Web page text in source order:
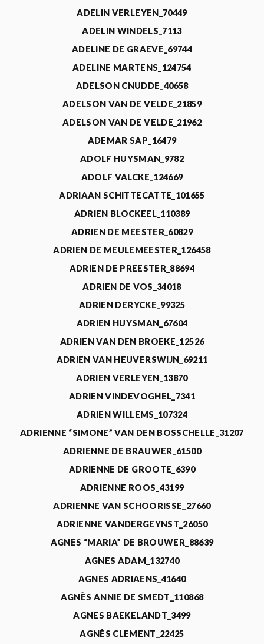
ADELIN VERLEYEN_70449
ADELIN WINDELS_7113
ADELINE DE GRAEVE_69744
ADELINE MARTENS_124754
ADELSON CNUDDE_40658
ADELSON VAN DE VELDE_21859
ADELSON VAN DE VELDE_21962
ADEMAR SAP_16479
ADOLF HUYSMAN_9782
ADOLF VALCKE_124669
ADRIAAN SCHITTECATTE_101655
ADRIEN BLOCKEEL_110389
ADRIEN DE MEESTER_60829
ADRIEN DE MEULEMEESTER_126458
ADRIEN DE PREESTER_88694
ADRIEN DE VOS_34018
ADRIEN DERYCKE_99325
ADRIEN HUYSMAN_67604
ADRIEN VAN DEN BROEKE_12526
ADRIEN VAN HEUVERSWIJN_69211
ADRIEN VERLEYEN_13870
ADRIEN VINDEVOGHEL_7341
ADRIEN WILLEMS_107324
ADRIENNE “SIMONE” VAN DEN BOSSCHELLE_31207
ADRIENNE DE BRAUWER_61500
ADRIENNE DE GROOTE_6390
ADRIENNE ROOS_43199
ADRIENNE VAN SCHOORISSE_27660
ADRIENNE VANDERGEYNST_26050
AGNES “MARIA” DE BROUWER_88639
AGNES ADAM_132740
AGNES ADRIAENS_41640
AGNÈS ANNIE DE SMEDT_110868
AGNES BAEKELANDT_3499
AGNÈS CLEMENT_22425